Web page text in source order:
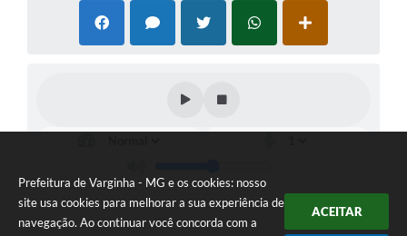
Prefeitura de Varginha - MG e os cookies: nosso
site usa cookies para melhorar a sua experiência de
navegação. Ao continuar você concorda com a
ACEITAR